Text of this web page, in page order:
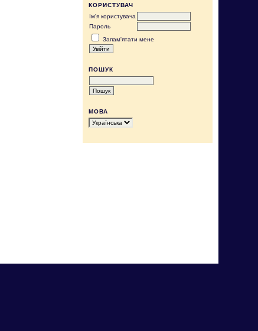
КОРИСТУВАЧ
Ім'я користувача
Пароль
Запам'ятати мене
ПОШУК
МОВА